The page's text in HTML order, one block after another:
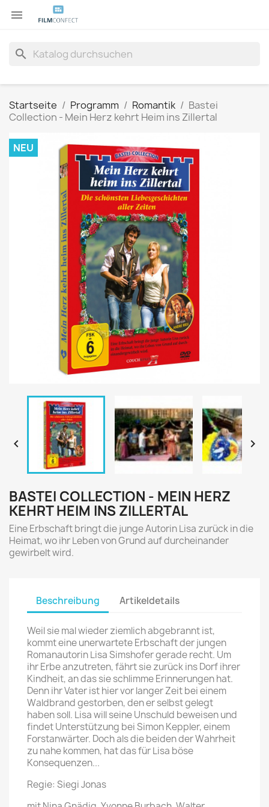

search
Startseite Programm Romantik
Bastei
Collection - Mein Herz kehrt Heim ins Zillertal
NEU
 
BASTEI COLLECTION - MEIN HERZ
KEHRT HEIM INS ZILLERTAL
Eine Erbschaft bringt die junge Autorin Lisa zurück in die
Heimat, wo ihr Leben von Grund auf durcheinander
gewirbelt wird.
Beschreibung Artikeldetails
Weil sie mal wieder ziemlich abgebrannt ist,
kommt eine unerwartete Erbschaft der jungen
Romanautorin Lisa Simshofer gerade recht. Um
ihr Erbe anzutreten, fährt sie zurück ins Dorf ihrer
Kindheit, an das sie schlimme Erinnerungen hat.
Denn ihr Vater ist hier vor langer Zeit bei einem
Waldbrand gestorben, den er selbst gelegt
haben soll. Lisa will seine Unschuld beweisen und
findet Unterstützung bei Simon Keppler, einem
Forstanwärter. Doch als die beiden der Wahrheit
zu nahe kommen, hat das für Lisa böse
Konsequenzen...
Regie: Siegi Jonas